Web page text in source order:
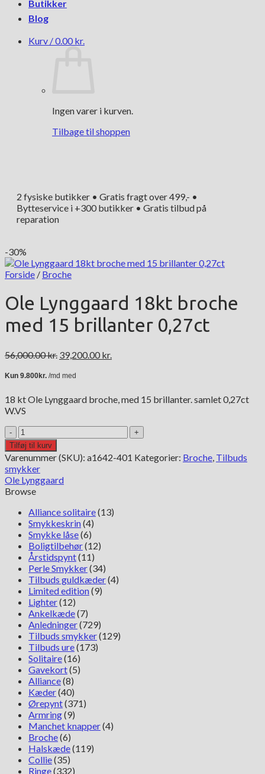
Butikker
Blog
Kurv /0.00 kr.
Ingen varer i kurven.
Tilbage til shoppen
2 fysiske butikker • Gratis fragt over 499,- •
Bytteservice i +300 butikker • Gratis tilbud på
reparation
-30%
Forside / Broche
Ole Lynggaard 18kt broche
med 15 brillanter 0,27ct
56,000.00kr. Den
pris
56,000.00 kr..
39,200.00 kr.
39,200.00 kr..
18 kt Ole Lynggaard broche, med 15 brillanter. samlet 0,27ct
W.VS
Ole
Lynggaard
18kt
broche
med
15
brillanter
0,27ct
antal
Tilføj til kurv
Varenummer (SKU): a1642-401 Kategorier: Broche, Tilbuds
smykker
Ole Lynggaard
Browse
Alliance solitaire(13)
Smykkeskrin(4)
Smykke låse(6)
Boligtilbehør(12)
Årstidspynt(11)
Perle Smykker(34)
Tilbuds guldkæder(4)
Limited edition(9)
Lighter(12)
Ankelkæde(7)
Anledninger(729)
Tilbuds smykker(129)
Tilbuds ure(173)
Solitaire(16)
Gavekort(5)
Alliance(8)
Kæder(40)
Ørepynt(371)
Armring(9)
Manchet knapper(4)
Broche(6)
Halskæde(119)
Collie(35)
Ringe(332)